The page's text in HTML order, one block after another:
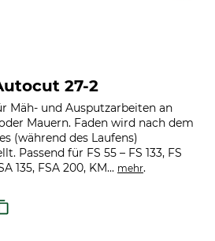
27-2
Mäh- und Ausputzarbeiten an
Mauern. Faden wird nach dem
(während des Laufens)
Passend für FS 55 – FS 133, FS
135, FSA 200, KM... mehr.